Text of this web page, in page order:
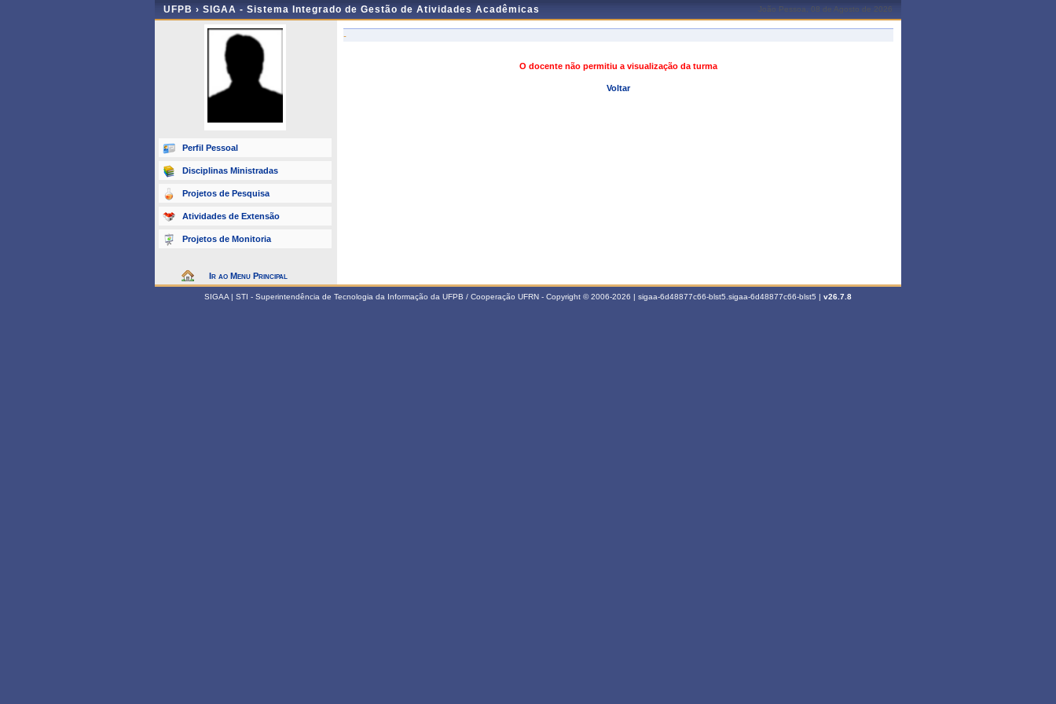
UFPB › SIGAA - Sistema Integrado de Gestão de Atividades Acadêmicas João Pessoa, 08 de Agosto de 2026
Perfil Pessoal
Disciplinas Ministradas
Projetos de Pesquisa
Atividades de Extensão
Projetos de Monitoria
Ir ao Menu Principal
-
O docente não permitiu a visualização da turma
Voltar
SIGAA | STI - Superintendência de Tecnologia da Informação da UFPB / Cooperação UFRN - Copyright © 2006-2026 | sigaa-6d48877c66-blst5.sigaa-6d48877c66-blst5 | v26.7.8